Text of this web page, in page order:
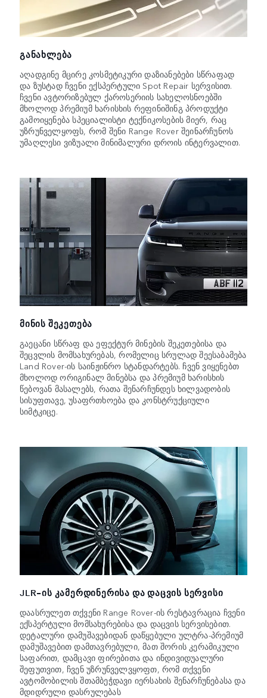
ᲒᲐᲜᲐᲮᲚᲔᲑᲐ
აღადგინე მცირე კოსმეტიკური დაზიანებები სწრაფად
და ზუსტად ჩვენი ექსპერტული Spot Repair სერვისით.
ჩვენი ავტორიზებულ ქაროსერიის სახელოსნოებში
მხოლოდ პრემიუმ ხარისხის რეფინიშინგ პროდუქტი
გამოიყენება სპეციალისტი ტექნიკოსების მიერ, რაც
უზრუნველყოფს, რომ შენი Range Rover შეინარჩუნოს
უმაღლესი ვიზუალი მინიმალური დროის ინტერვალით.
ᲛᲘᲜᲘᲡ ᲨᲔᲙᲔᲗᲔᲑᲐ
გაეცანი სწრაფ და ეფექტურ მინების შეკეთებისა და
შეცვლის მომსახურებას, რომელიც სრულად შეესაბამება
Land Rover-ის საინჟინრო სტანდარტებს. ჩვენ ვიყენებთ
მხოლოდ ორიგინალ მინებსა და პრემიუმ ხარისხის
წებოვან მასალებს, რათა შენარჩუნდეს ხილვადობის
სისუფთავე, უსაფრთხოება და კონსტრუქციული
სიმტკიცე.
JLR-ᲘᲡ ᲙᲐᲛᲔᲠᲓᲘᲜᲔᲠᲘᲡᲐ ᲓᲐ ᲓᲐᲪᲕᲘᲡ ᲡᲔᲠᲕᲘᲡᲘ
დაასრულეთ თქვენი Range Rover-ის რესტავრაცია ჩვენი
ექსპერტული მომსახურებისა და დაცვის სერვისებით.
დეტალური დამუშავებიდან დაწყებული ულტრა-პრემიუმ
დამუშავებით დამთავრებული, მათ შორის კერამიკული
საფარით, დამცავი ფირებითა და ინდივიდუალური
შეფუთვით, ჩვენ უზრუნველვყოფთ, რომ თქვენი
ავტომობილის შთამბეჭდავი იერსახის შენარჩუნებასა და
მდიდრული დასრულებას